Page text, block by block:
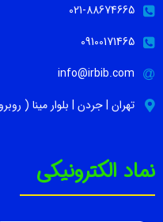
021-88674665
09100171465
info@irbib.com
تهران | جردن | بلوار مینا ( روبروی
نماد الکترونیکی